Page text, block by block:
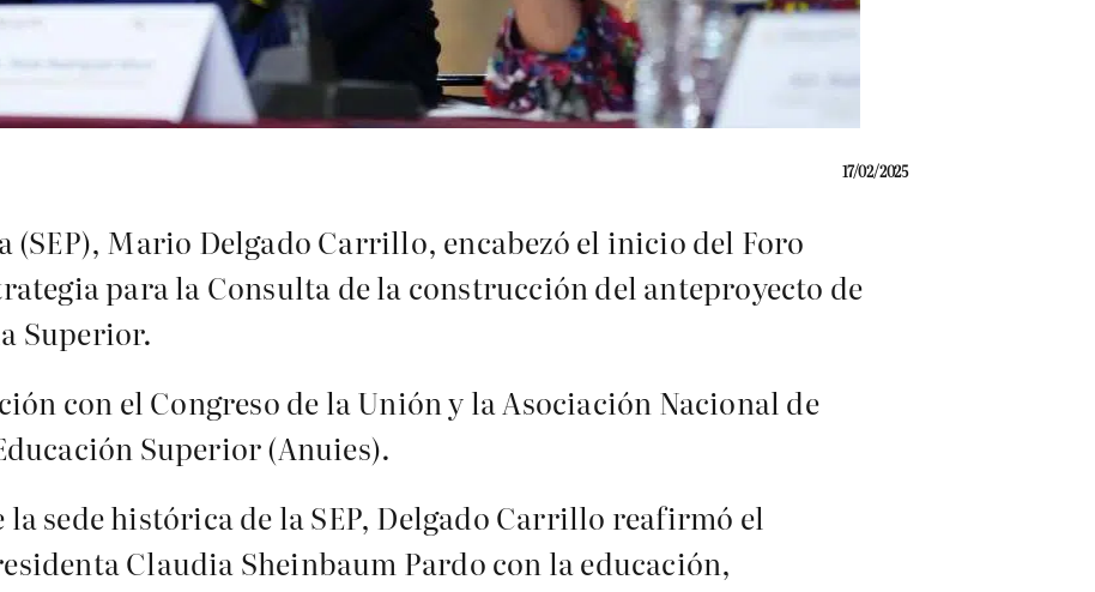
17/02/2025
(SEP), Mario Delgado Carrillo, encabezó el inicio del Foro
para la Consulta de la construcción del anteproyecto de
Superior.
con el Congreso de la Unión y la Asociación Nacional de
Superior (Anuies).
sede histórica de la SEP, Delgado Carrillo reafirmó el
Claudia Sheinbaum Pardo con la educación,